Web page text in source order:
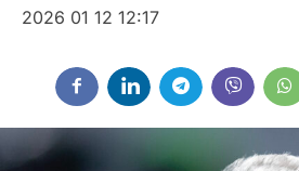
2026 01 12 12:17